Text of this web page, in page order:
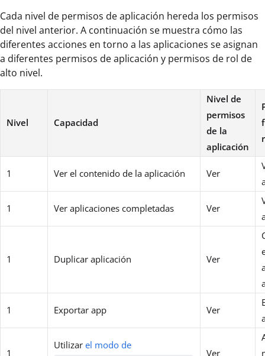
Cada nivel de permisos de aplicación hereda los permisos
del nivel anterior. A continuación se muestra cómo las
diferentes acciones en torno a las aplicaciones se asignan
a diferentes permisos de aplicación y permisos de rol de
alto nivel.
Nivel Capacidad
Nivel de
permisos
de la
aplicación
1 Ver el contenido de la aplicación Ver
1 Ver aplicaciones completadas Ver
1 Duplicar aplicación Ver
1 Exportar app Ver
1
Utilizar el modo de
Ver